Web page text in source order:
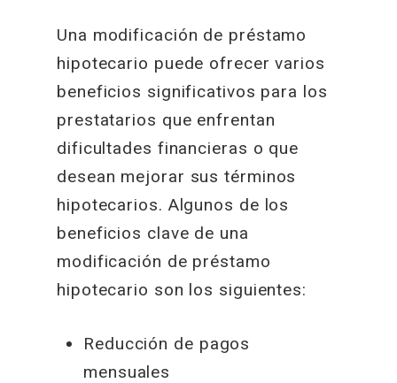
Una modificación de préstamo
hipotecario puede ofrecer varios
beneficios significativos para los
prestatarios que enfrentan
dificultades financieras o que
desean mejorar sus términos
hipotecarios. Algunos de los
beneficios clave de una
modificación de préstamo
hipotecario son los siguientes:
Reducción de pagos
mensuales